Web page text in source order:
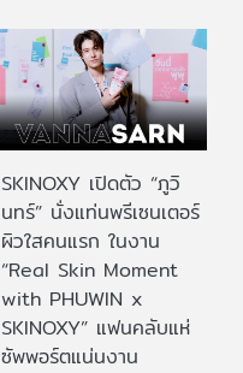
SKINOXY เปิดตัว “ภูวิ
นทร์” นั่งแท่นพรีเซนเตอร์
ผิวใสคนแรก ในงาน
“Real Skin Moment
with PHUWIN x
SKINOXY” แฟนคลับแห่
ซัพพอร์ตแน่นงาน